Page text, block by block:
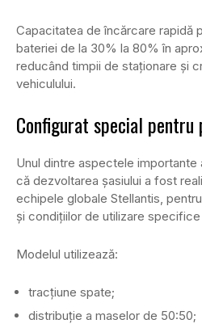
Capacitatea de încărcare rapidă
bateriei de la 30% la 80% în
reducând timpii de staționare și
vehiculului.
Configurat special pentru
Unul dintre aspectele importante
că dezvoltarea șasiului a fost
echipele globale Stellantis,
și condițiilor de utilizare
Modelul utilizează:
tracțiune spate;
distribuție a maselor de 50:50;